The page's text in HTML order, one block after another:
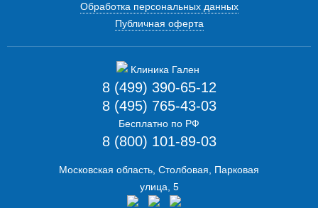
8 (499) 390-65-12
8 (495) 765-43-03
Бесплатно по РФ
8 (800) 101-89-03
Московская область, Столбовая, Парковая
улица, 5
Обработка персональных данных
Публичная оферта